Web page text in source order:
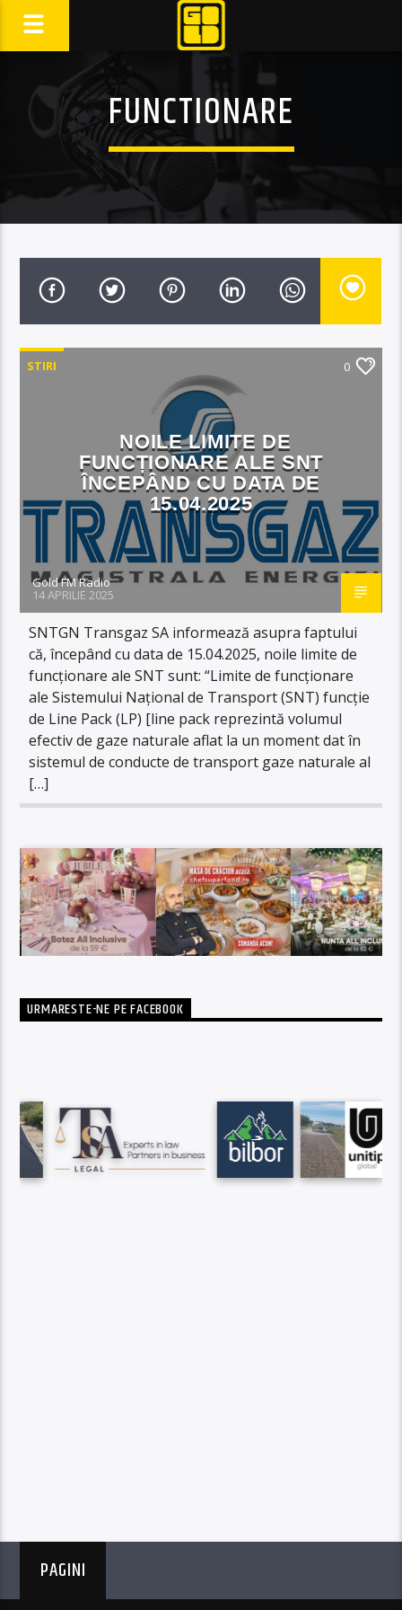
FUNCTIONARE
STIRI 0
NOILE LIMITE DE
FUNCȚIONARE ALE SNT
ÎNCEPÂND CU DATA DE
15.04.2025
Gold FM Radio
14 APRILIE 2025
SNTGN Transgaz SA informează asupra faptului
că, începând cu data de 15.04.2025, noile limite de
funcționare ale SNT sunt: “Limite de funcționare
ale Sistemului Național de Transport (SNT) funcție
de Line Pack (LP) [line pack reprezintă volumul
efectiv de gaze naturale aflat la un moment dat în
sistemul de conducte de transport gaze naturale al
[…]
URMARESTE-NE PE FACEBOOK
PAGINI